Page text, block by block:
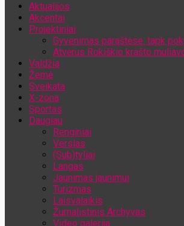
Aktualijos
Akcentai
Projektiniai
Gyvenimas paraštėse: tapk
Atvėrus Rokiškio krašto
Valdžia
Žemė
Sveikata
X-zona
Sportas
Daugiau
Renginiai
Verslas
(Sub)tyliai
Langas
Jaunimas jaunimui
Turizmas
Laisvalaikis
Žurnalistinis Archyvas
Video galerija